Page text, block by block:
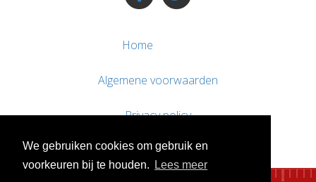
We gebruiken cookies om gebruik en
voorkeuren bij te houden.
Lees meer
Home
Algemene voorwaarden
Privacy policy
Contact / Support